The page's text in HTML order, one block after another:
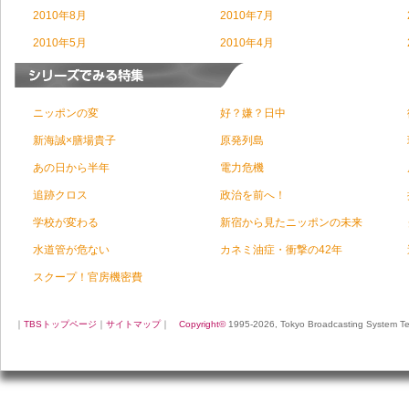
2010年8月 2010年7月
2010年5月 2010年4月
ニッポンの変 好？嫌？日中
新海誠×膳場貴子 原発列島
あの日から半年 電力危機
追跡クロス 政治を前へ！
学校が変わる 新宿から見たニッポンの未来
水道管が危ない カネミ油症・衝撃の42年
スクープ！官房機密費
｜ TBSトップページ ｜ サイトマップ｜ Copyright© 1995-2026, Tokyo Broadcasting System